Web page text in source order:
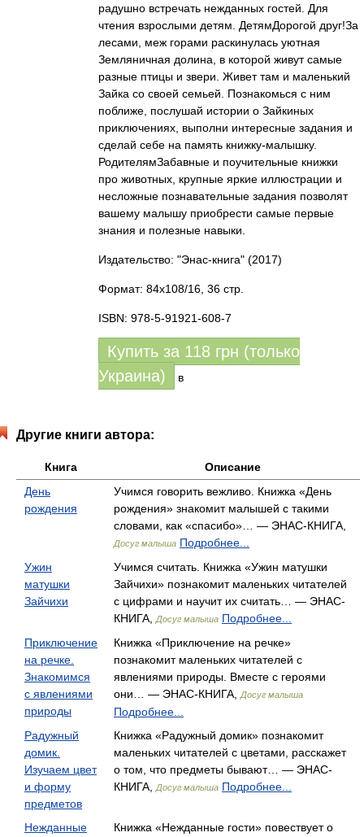
радушно встречать нежданных гостей. Для
чтения взрослыми детям. ДетямДорогой друг!За
лесами, меж горами раскинулась уютная
Земляничная долина, в которой живут самые
разные птицы и звери. Живет там и маленький
Зайка со своей семьей. Познакомься с ним
поближе, послушай истории о Зайкиных
приключениях, выполни интересные задания и
сделай себе на память книжку-малышку.
РодителямЗабавные и поучительные книжки
про животных, крупные яркие иллюстрации и
несложные познавательные задания позволят
вашему малышу приобрести самые первые
знания и полезные навыки.
Издательство: "Энас-книга" (2017)
Формат: 84x108/16, 36 стр.
ISBN: 978-5-91921-608-7
Купить за 118 грн (только
Украина)
в
Другие книги автора:
Книга
Описание
День
рождения
Учимся говорить вежливо. Книжка «День
рождения» знакомит малышей с такими
словами, как «спасибо»… — ЭНАС-КНИГА,
Досуг малыша Подробнее...
Ужин
матушки
Зайчихи
Учимся считать. Книжка «Ужин матушки
Зайчихи» познакомит маленьких читателей
с цифрами и научит их считать… — ЭНАС-
КНИГА,
Досуг малыша Подробнее...
Приключение
на речке.
Знакомимся
с явлениями
природы
Книжка «Приключение на речке»
познакомит маленьких читателей с
явлениями природы. Вместе с героями
они… — ЭНАС-КНИГА,
Досуг малыша
Подробнее...
Радужный
домик.
Изучаем цвет
и форму
предметов
Книжка «Радужный домик» познакомит
маленьких читателей с цветами, расскажет
о том, что предметы бывают… — ЭНАС-
КНИГА,
Досуг малыша Подробнее...
Нежданные
Книжка «Нежданные гости» повествует о